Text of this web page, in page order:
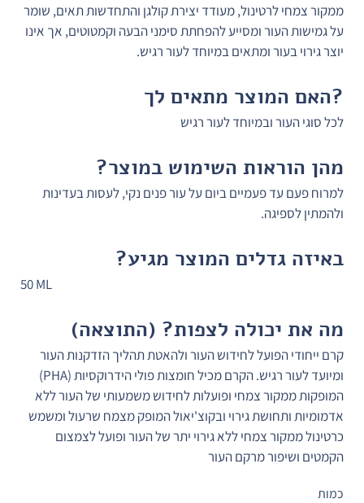
ממקור צמחי לרטינול, מעודד יצירת קולגן והתחדשות תאים, שומר
על גמישות העור ומסייע להפחתת סימני הבעה וקמטוטים, אך אינו
יוצר גירוי בעור ומתאים במיוחד לעור רגיש.
?האם המוצר מתאים לך
לכל סוגי העור ובמיוחד לעור רגיש
מהן הוראות השימוש במוצר?
למרוח פעם עד פעמיים ביום על עור פנים נקי, לעסות בעדינות
ולהמתין לספיגה.
באיזה גדלים המוצר מגיע?
50 ML
מה את יכולה לצפות? (התוצאה)
קרם ייחודי הפועל לחידוש העור ולהאטת תהליך הזדקנות העור
ומיועד לעור רגיש. הקרם מכיל חומצות פולי הידרוקסיות (PHA)
המופקות ממקור צמחי ופועלות לחידוש משמעותי של העור ללא
אדמומיות ותחושת גירוי ובקוצ'יאול המופק מצמח שרעול ומשמש
כרטינול ממקור צמחי ללא גירוי יתר של העור ופועל לצמצום
הקמטים ושיפור מרקם העור
כמות